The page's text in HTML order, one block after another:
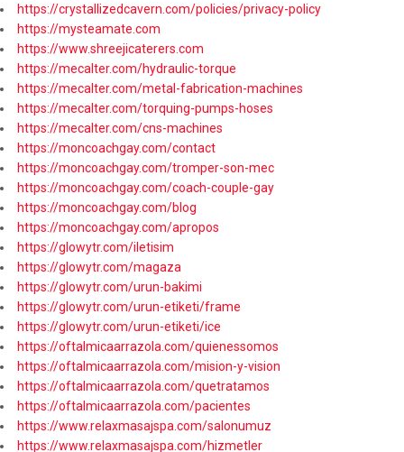
https://crystallizedcavern.com/policies/privacy-policy
https://mysteamate.com
https://www.shreejicaterers.com
https://mecalter.com/hydraulic-torque
https://mecalter.com/metal-fabrication-machines
https://mecalter.com/torquing-pumps-hoses
https://mecalter.com/cns-machines
https://moncoachgay.com/contact
https://moncoachgay.com/tromper-son-mec
https://moncoachgay.com/coach-couple-gay
https://moncoachgay.com/blog
https://moncoachgay.com/apropos
https://glowytr.com/iletisim
https://glowytr.com/magaza
https://glowytr.com/urun-bakimi
https://glowytr.com/urun-etiketi/frame
https://glowytr.com/urun-etiketi/ice
https://oftalmicaarrazola.com/quienessomos
https://oftalmicaarrazola.com/mision-y-vision
https://oftalmicaarrazola.com/quetratamos
https://oftalmicaarrazola.com/pacientes
https://www.relaxmasajspa.com/salonumuz
https://www.relaxmasajspa.com/hizmetler